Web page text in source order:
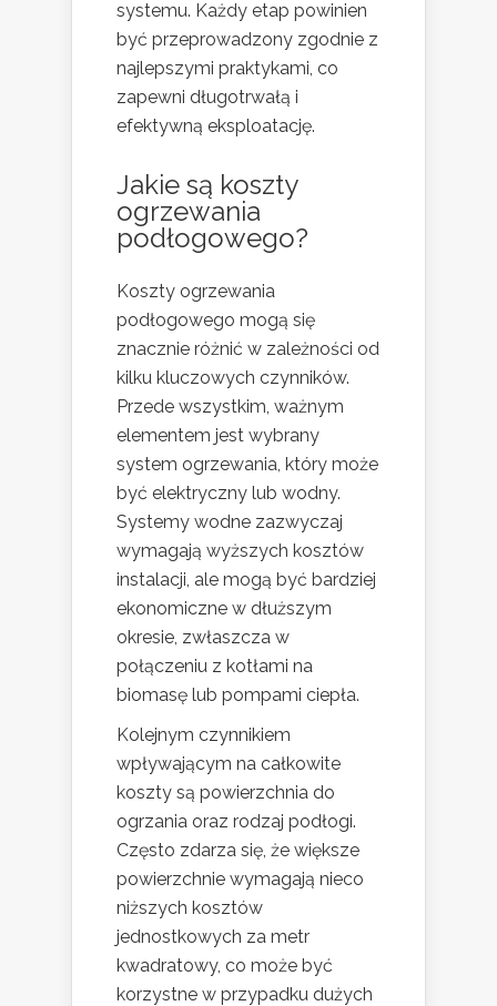
systemu. Każdy etap powinien
być przeprowadzony zgodnie z
najlepszymi praktykami, co
zapewni długotrwałą i
efektywną eksploatację.
Jakie są koszty
ogrzewania
podłogowego?
Koszty ogrzewania
podłogowego mogą się
znacznie różnić w zależności od
kilku kluczowych czynników.
Przede wszystkim, ważnym
elementem jest wybrany
system ogrzewania, który może
być elektryczny lub wodny.
Systemy wodne zazwyczaj
wymagają wyższych kosztów
instalacji, ale mogą być bardziej
ekonomiczne w dłuższym
okresie, zwłaszcza w
połączeniu z kotłami na
biomasę lub pompami ciepła.
Kolejnym czynnikiem
wpływającym na całkowite
koszty są powierzchnia do
ogrzania oraz rodzaj podłogi.
Często zdarza się, że większe
powierzchnie wymagają nieco
niższych kosztów
jednostkowych za metr
kwadratowy, co może być
korzystne w przypadku dużych